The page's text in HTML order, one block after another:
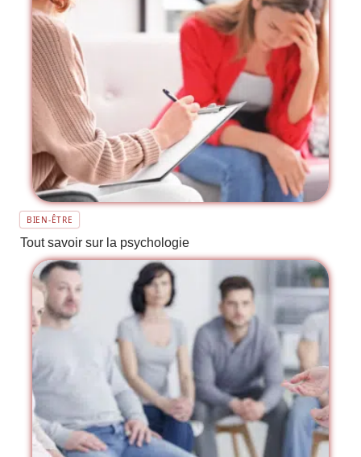
BIEN-ÊTRE
Tout savoir sur la psychologie